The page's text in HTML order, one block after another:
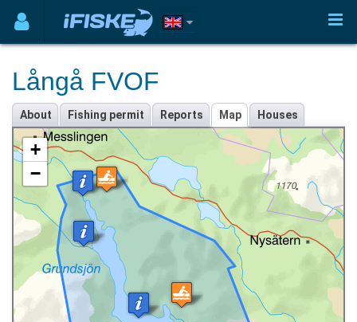
Långå FVOF
About Fishing permit Reports Map Houses
+
−